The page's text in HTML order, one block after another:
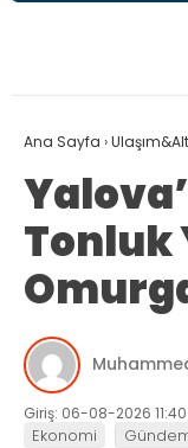
Ana Sayfa ›
Tonluk
Giriş: 06-08-2026 11:40
Ekonomi